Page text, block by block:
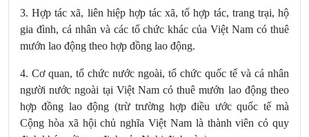
3. Hợp tác xã, liên hiệp hợp tác xã, tổ hợp tác, trang trại, hộ
gia đình, cá nhân và các tổ chức khác của Việt Nam có thuê
mướn lao động theo hợp đồng lao động.
4. Cơ quan, tổ chức nước ngoài, tổ chức quốc tế và cá nhân
người nước ngoài tại Việt Nam có thuê mướn lao động theo
hợp đồng lao động (trừ trường hợp điều ước quốc tế mà
Cộng hòa xã hội chủ nghĩa Việt Nam là thành viên có quy